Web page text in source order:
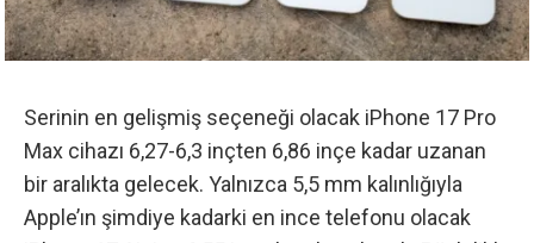
Serinin en gelişmiş seçeneği olacak iPhone 17 Pro
Max cihazı 6,27-6,3 inçten 6,86 inçe kadar uzanan
bir aralıkta gelecek. Yalnızca 5,5 mm kalınlığıyla
Apple’ın şimdiye kadarki en ince telefonu olacak